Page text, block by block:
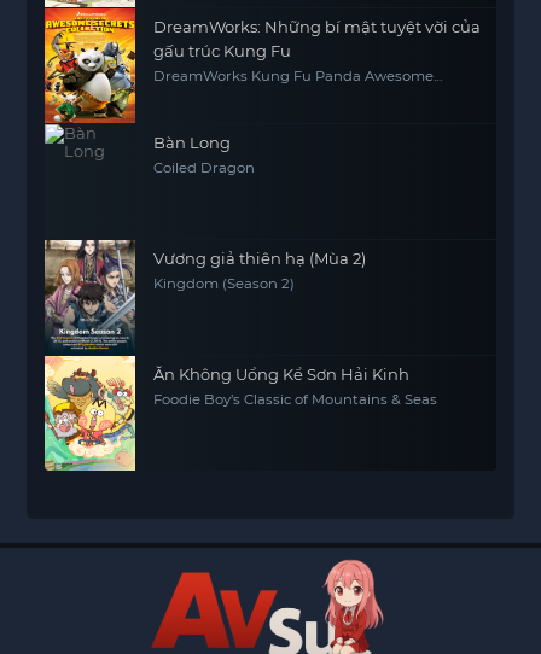
DreamWorks: Những bí mật tuyệt vời của
gấu trúc Kung Fu
DreamWorks Kung Fu Panda Awesome
Bàn Long
Coiled Dragon
Vương giả thiên hạ (Mùa 2)
Kingdom (Season 2)
Ăn Không Uổng Kể Sơn Hải Kinh
Foodie Boy’s Classic of Mountains & Seas